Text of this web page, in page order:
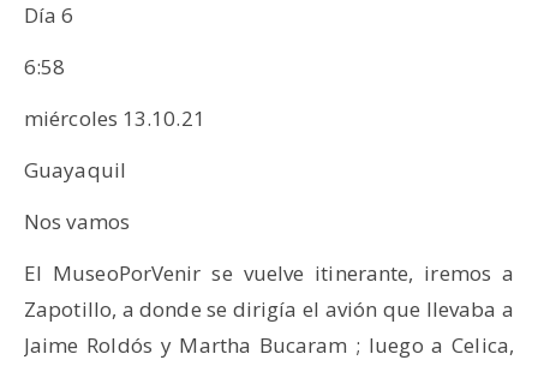
Día 6
6:58
miércoles 13.10.21
Guayaquil
Nos vamos
El MuseoPorVenir se vuelve itinerante, iremos a
Zapotillo, a donde se dirigía el avión que llevaba a
Jaime Roldós y Martha Bucaram ; luego a Celica,